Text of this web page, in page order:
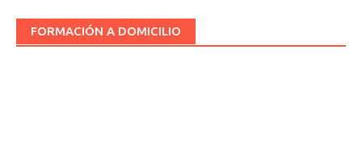
FORMACIÓN A DOMICILIO